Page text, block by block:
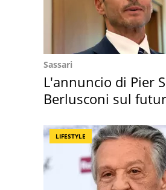
Sassari
L'annuncio di Pier
Berlusconi sul
LIFESTYLE